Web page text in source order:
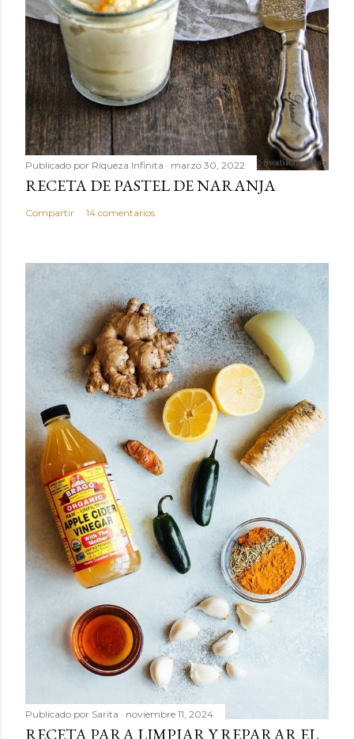
Publicado por Riqueza Infinita marzo 30, 2022
RECETA DE PASTEL DE NARANJA
Compartir 14 comentarios
Publicado por Sarita noviembre 11, 2024
RECETA PARA LIMPIAR Y REPARAR EL